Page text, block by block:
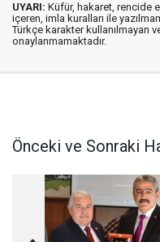
UYARI: Küfür, hakaret, rencide
içeren, imla kuralları ile
Türkçe karakter kullanılmayan
onaylanmamaktadır.
Önceki ve Sonraki